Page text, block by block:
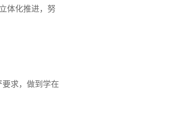
体化推进，努
求，做到学在